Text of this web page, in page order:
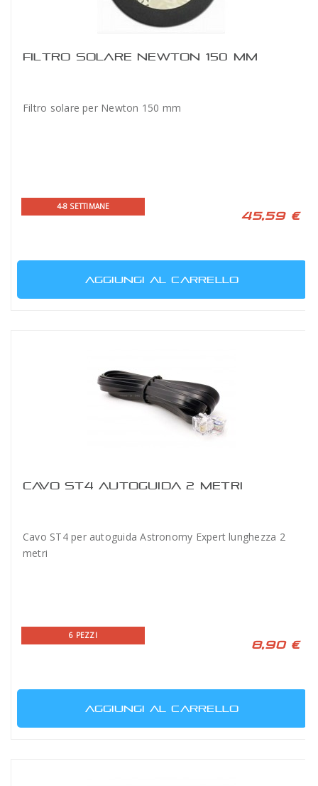
FILTRO SOLARE NEWTON 150 MM
Filtro solare per Newton 150 mm
4-8 SETTIMANE
45,59 €
AGGIUNGI AL CARRELLO
CAVO ST4 AUTOGUIDA 2 METRI
Cavo ST4 per autoguida Astronomy Expert lunghezza 2
metri
6 PEZZI
8,90 €
AGGIUNGI AL CARRELLO